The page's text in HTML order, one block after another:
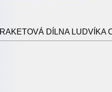
RAKETOVÁ DÍLNA LUDVÍKA